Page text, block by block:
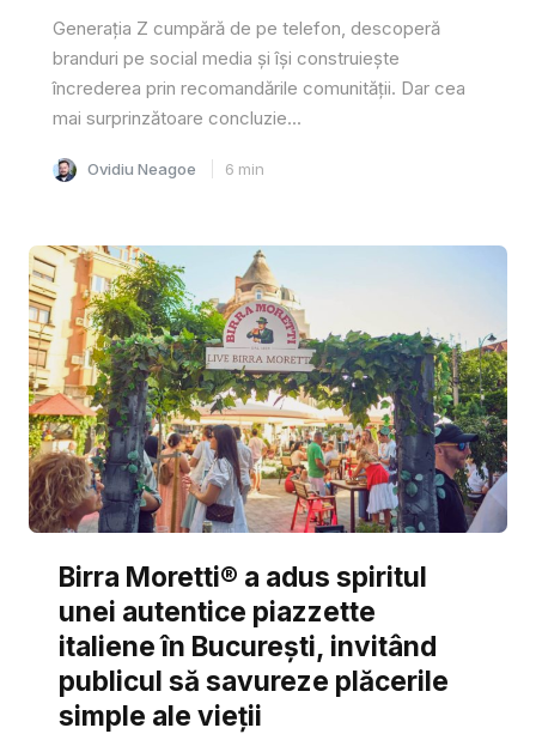
Generația Z cumpără de pe telefon, descoperă
branduri pe social media și își construiește
încrederea prin recomandările comunității. Dar cea
mai surprinzătoare concluzie...
Ovidiu Neagoe 6 min
Birra Moretti® a adus spiritul
unei autentice piazzette
italiene în București, invitând
publicul să savureze plăcerile
simple ale vieții